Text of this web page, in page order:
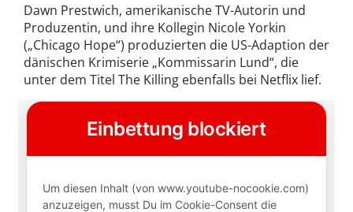
Dawn Prestwich, amerikanische TV-Autorin und
Produzentin, und ihre Kollegin Nicole Yorkin
(„Chicago Hope“) produzierten die US-Adaption der
dänischen Krimiserie „Kommissarin Lund“, die
unter dem Titel The Killing ebenfalls bei Netflix lief.